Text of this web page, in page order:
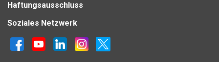
Haftungsausschluss
Soziales Netzwerk